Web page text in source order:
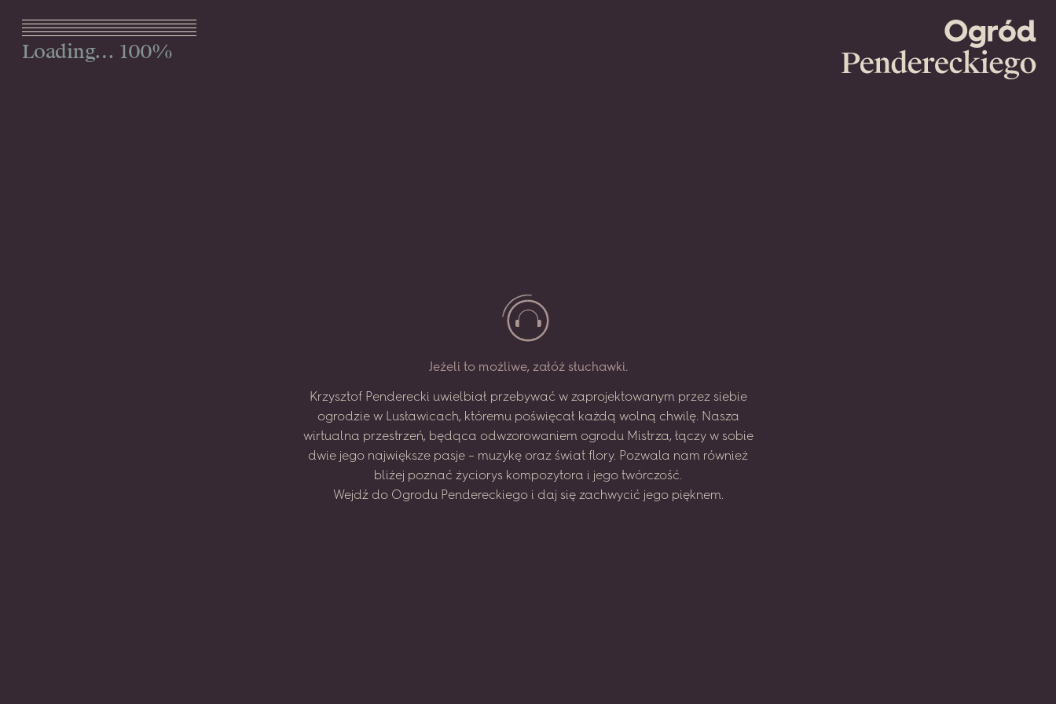
Jeżeli to możliwe, załóż słuchawki.
Krzysztof Penderecki uwielbiał przebywać w zaprojektowanym przez siebie
ogrodzie w Lusławicach, któremu poświęcał każdą wolną chwilę. Nasza
wirtualna przestrzeń, będąca odwzorowaniem ogrodu Mistrza, łączy w sobie
dwie jego największe pasje – muzykę oraz świat flory. Pozwala nam również
bliżej poznać życiorys kompozytora i jego twórczość.
Wejdź do Ogrodu Pendereckiego i daj się zachwycić jego pięknem.
Menu